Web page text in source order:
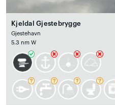
Kjeldal Gjestebrygge
Gjestehavn
5.3 nm W